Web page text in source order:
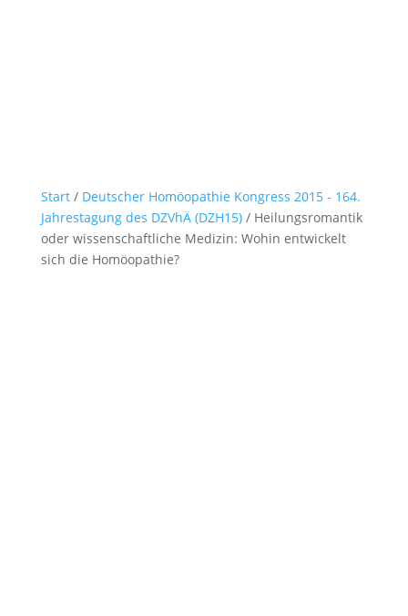
Start/ Deutscher Homöopathie Kongress 2015 - 164.
Jahrestagung des DZVhÄ (DZH15)/ Heilungsromantik
oder wissenschaftliche Medizin: Wohin entwickelt
sich die Homöopathie?